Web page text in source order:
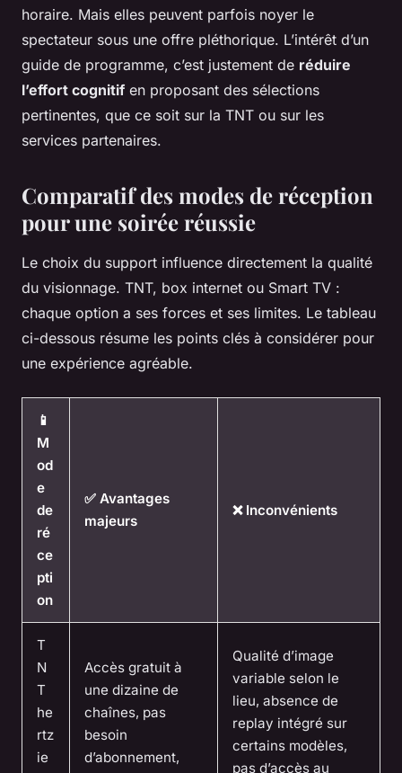
horaire. Mais elles peuvent parfois noyer le
spectateur sous une offre pléthorique. L’intérêt d’un
guide de programme, c’est justement de réduire
l’effort cognitif en proposant des sélections
pertinentes, que ce soit sur la TNT ou sur les
services partenaires.
Comparatif des modes de réception
pour une soirée réussie
Le choix du support influence directement la qualité
du visionnage. TNT, box internet ou Smart TV :
chaque option a ses forces et ses limites. Le tableau
ci-dessous résume les points clés à considérer pour
une expérience agréable.
📱
M
od
e
de
ré
ce
pti
on
✅ Avantages
majeurs
❌ Inconvénients
T
N
T
he
rtz
ie
Accès gratuit à
une dizaine de
chaînes, pas
besoin
d’abonnement,
Qualité d’image
variable selon le
lieu, absence de
replay intégré sur
certains modèles,
pas d’accès au